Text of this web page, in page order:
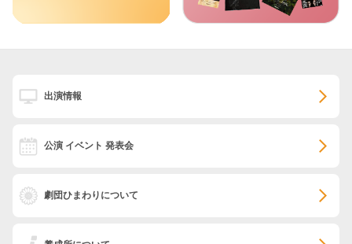
出演情報
公演 イベント 発表会
劇団ひまわりについて